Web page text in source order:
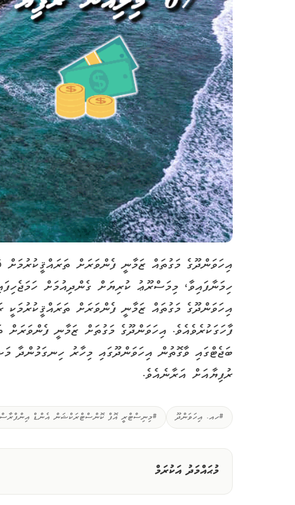
ހިމަނާފައިވާ، މިމަސްރޫޢު ކުރިޔަށް ގެންދިއުމަށް
އިހަވަންދޫގެ މަގުތައް ޒަމާނީ ފެންވަރަށް
ރުފިޔާއަށް އަރާނެއެވެ.
#ހއ. އިހަވަންދޫ #މިނިސްޓްރީ އޮފް ކޮންސްޓްރަކްޝަން އެންޑް
މުޙައްމަދު އަކުރަމް